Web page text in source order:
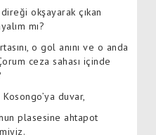
direği okşayarak çıkan
mı?
o gol anını ve o anda
ceza sahası içinde
Kosongo’ya duvar,
plasesine ahtapot